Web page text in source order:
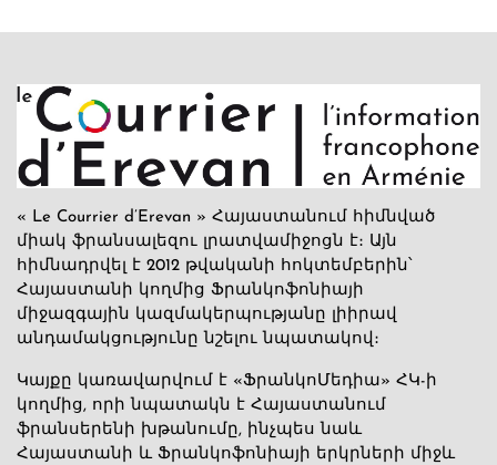
« Le Courrier d’Erevan » Հայաստանում հիմնված
միակ ֆրանսալեզու լրատվամիջոցն է։ Այն
հիմնադրվել է 2012 թվականի հոկտեմբերին՝
Հայաստանի կողմից Ֆրանկոֆոնիայի
միջազգային կազմակերպությանը լիիրավ
անդամակցությունը նշելու նպատակով։
Կայքը կառավարվում է «ՖրանկոՄեդիա» ՀԿ-ի
կողմից, որի նպատակն է Հայաստանում
ֆրանսերենի խթանումը, ինչպես նաև
Հայաստանի և Ֆրանկոֆոնիայի երկրների միջև